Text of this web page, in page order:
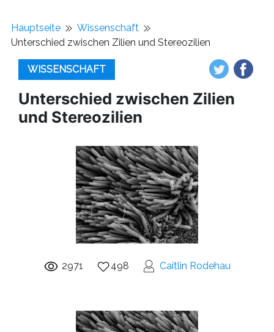
Hauptseite
Wissenschaft
Unterschied zwischen Zilien und Stereozilien
WISSENSCHAFT
Unterschied zwischen Zilien
und Stereozilien
2971 498 Caitlin Rodehau